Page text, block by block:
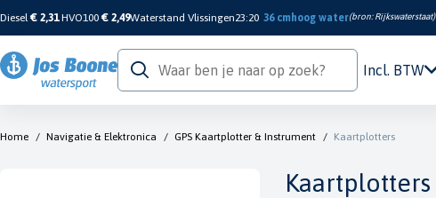
Diesel€ 2,31 HVO100 € 2,49Waterstand Vlissingen23:20 36 cm hoog water(bron:Rijkswaterstaat)
Incl. BTW
Home / Navigatie & Elektronica / GPS Kaartplotter & Instrument / Kaartplotters
Kaartplotters